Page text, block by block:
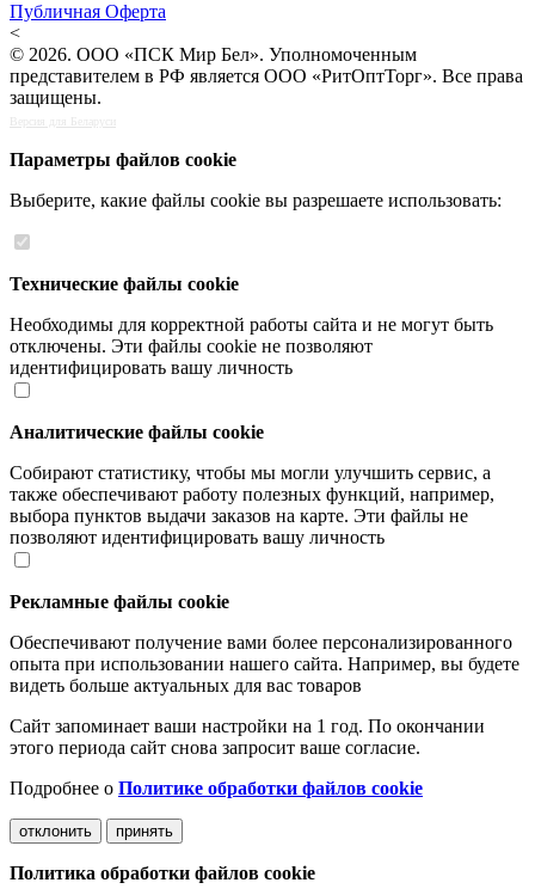
Публичная Оферта
<
© 2026. ООО «ПСК Мир Бел». Уполномоченным
представителем в РФ является ООО «РитОптТорг». Все права
защищены.
Версия для Беларуси
Параметры файлов cookie
Выберите, какие файлы cookie вы разрешаете использовать:
Технические файлы cookie
Необходимы для корректной работы сайта и не могут быть
отключены. Эти файлы cookie не позволяют
идентифицировать вашу личность
Аналитические файлы cookie
Собирают статистику, чтобы мы могли улучшить сервис, а
также обеспечивают работу полезных функций, например,
выбора пунктов выдачи заказов на карте. Эти файлы не
позволяют идентифицировать вашу личность
Рекламные файлы cookie
Обеспечивают получение вами более персонализированного
опыта при использовании нашего сайта. Например, вы будете
видеть больше актуальных для вас товаров
Сайт запоминает ваши настройки на 1 год. По окончании
этого периода сайт снова запросит ваше согласие.
Подробнее о Политике обработки файлов cookie
отклонить принять
Политика обработки файлов cookie